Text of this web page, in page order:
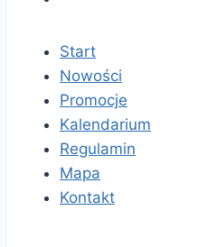
Start
Nowości
Promocje
Kalendarium
Regulamin
Mapa
Kontakt